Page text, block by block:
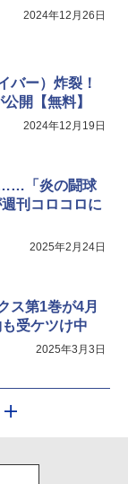
2024年12月26日
バー）炸裂！
開【無料】
2024年12月19日
……「炎の闘球
刊コロコロに
2025年2月24日
ス第1巻が4月
受ケツけ中
2025年3月3日